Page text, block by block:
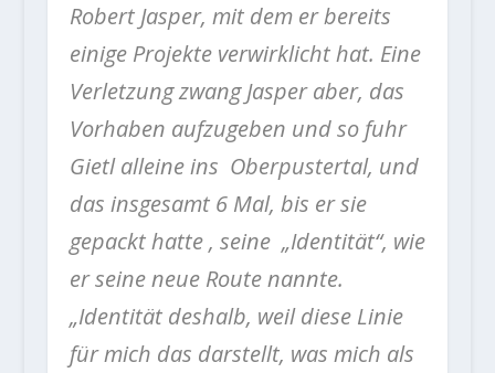
Robert Jasper, mit dem er bereits
einige Projekte verwirklicht hat. Eine
Verletzung zwang Jasper aber, das
Vorhaben aufzugeben und so fuhr
Gietl alleine ins Oberpustertal, und
das insgesamt 6 Mal, bis er sie
gepackt hatte , seine „Identität“, wie
er seine neue Route nannte.
„Identität deshalb, weil diese Linie
für mich das darstellt, was mich als